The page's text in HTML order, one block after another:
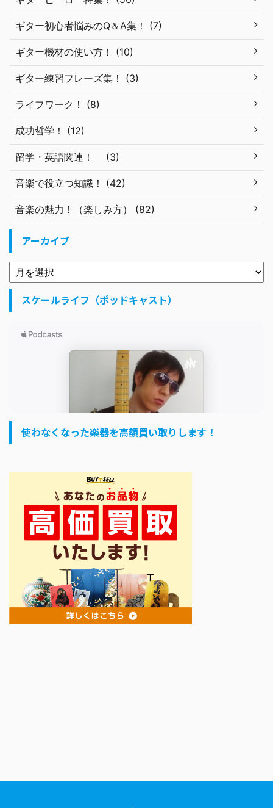
ギター初心者悩みのQ＆A集！ (7)
ギター機材の使い方！ (10)
ギター練習フレーズ集！ (3)
ライフワーク！ (8)
成功哲学！ (12)
留学・英語関連！ (3)
音楽で役立つ知識！ (42)
音楽の魅力！（楽しみ方） (82)
アーカイブ
スケールライフ（ポッドキャスト）
使わなくなった楽器を高額買い取りします！